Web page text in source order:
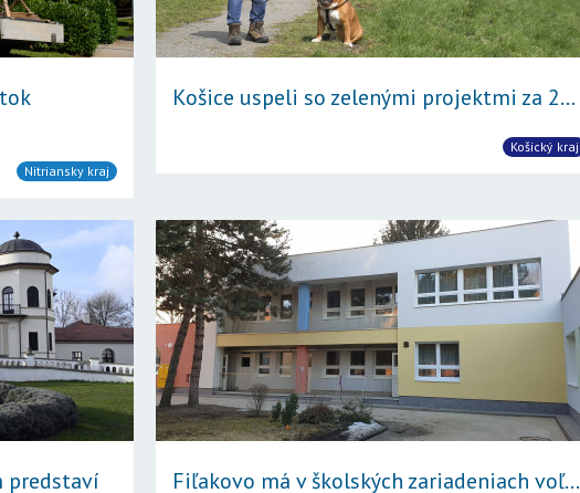
Nitriansky kraj
Košice uspeli so zelenými projektmi za 2...
Košický kraj
predstaví
Fiľakovo má v školských zariadeniach voľ...